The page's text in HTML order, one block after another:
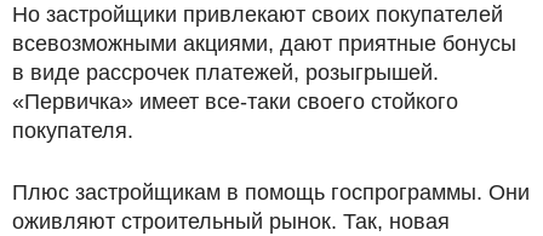
Но застройщики привлекают своих покупателей
всевозможными акциями, дают приятные бонусы
в виде рассрочек платежей, розыгрышей.
«Первичка» имеет все-таки своего стойкого
покупателя.
Плюс застройщикам в помощь госпрограммы. Они
оживляют строительный рынок. Так, новая